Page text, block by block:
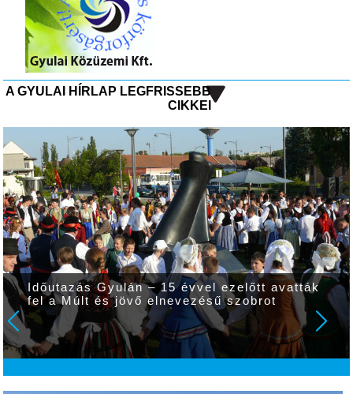
A GYULAI HÍRLAP LEGFRISSEBB
CIKKEI
Időutazás Gyulán – 15 évvel ezelőtt avatták
fel a Múlt és jövő elnevezésű szobrot